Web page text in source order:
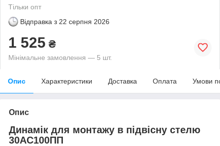
Тільки опт
Відправка з 22 серпня 2026
1 525 ₴
Мінімальне замовлення — 5 шт.
Опис Характеристики Доставка Оплата Умови
Опис
Динамік для монтажу в підвісну стелю
30АС100ПП